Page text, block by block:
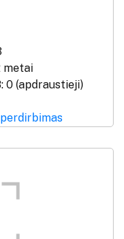
metai
0 (apdraustieji)